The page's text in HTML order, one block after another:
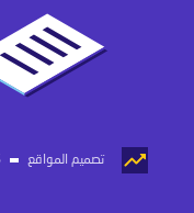
تصميم المواقع